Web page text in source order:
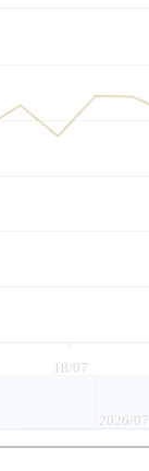
18/07
2026/07